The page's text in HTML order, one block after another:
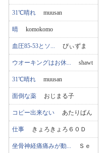
31℃晴れ muusan
晴 komokomo
血圧85-53とソ... ぴぃずま
ウオーキングはお休... shawt
31℃晴れ muusan
面倒な薬 おじまる子
コピー出来ない あたりばん
仕事 きょろきょろ６０Ｄ
坐骨神経痛痛みが動... Ｓｅ